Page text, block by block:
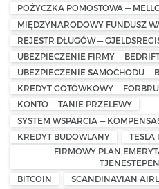
POŻYCZKA POMOSTOWA —
MIĘDZYNARODOWY FUNDUSZ
REJESTR DŁUGÓW —
UBEZPIECZENIE FIRMY —
UBEZPIECZENIE SAMOCHODU —
KREDYT GOTÓWKOWY —
KONTO — TANIE PRZELEWY
SYSTEM WSPARCIA —
KREDYT BUDOWLANY
TESLA
FIRMOWY PLAN
BITCOIN
SCANDINAVIAN